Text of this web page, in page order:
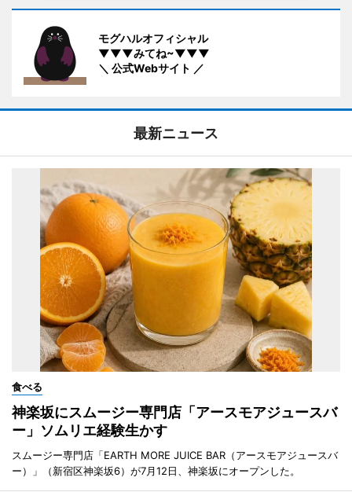
モグハルオフィシャル
▼▼▼みてね~▼▼▼
＼ 公式Webサイト ／
最新ニュース
食べる
神楽坂にスムージー専門店「アースモアジュースバ
ー」ソムリエ経験生かす
スムージー専門店「EARTH MORE JUICE BAR（アースモアジュースバ
ー）」（新宿区神楽坂6）が7月12日、神楽坂にオープンした。